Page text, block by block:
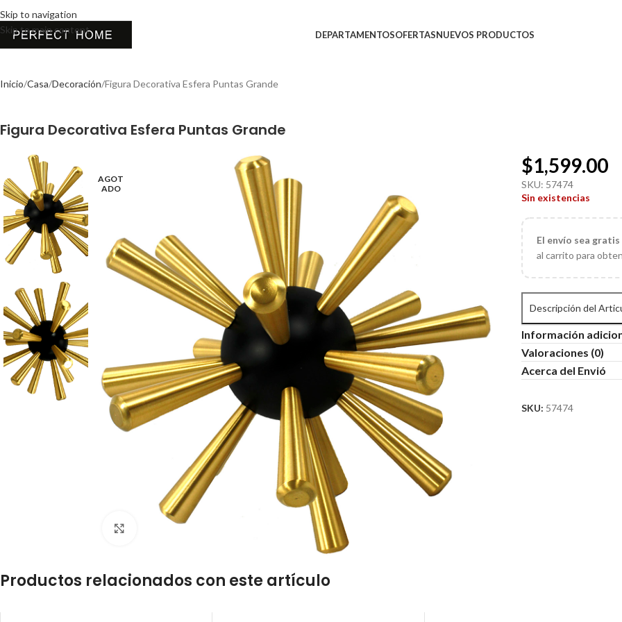
Skip to navigation
Skip to main content
DEPARTAMENTOSOFERTASNUEVOS PRODUCTOS
Inicio Casa Decoración Figura Decorativa Esfera Puntas Grande
Figura Decorativa Esfera Puntas Grande
AGOT
ADO
$1,599.00
SKU: 57474
Sin existencias
El envío sea
al carrito para
Descripción del
Información
Valoraciones (0)
Acerca del Envió
SKU: 57474
Productos relacionados con este artículo